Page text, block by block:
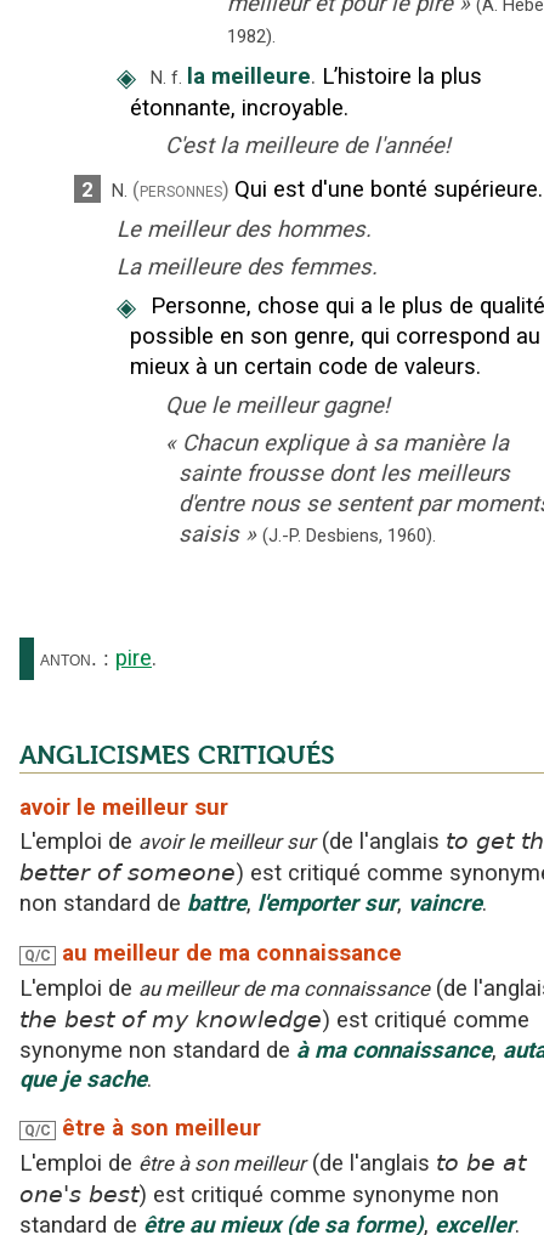
(A.
1982).
◈ N. f. la meilleure. L’histoire la plus
étonnante, incroyable.
C'est la meilleure de l'année!
2 N. (personnes) Qui est d'une bonté supérieure.
Le meilleur des hommes.
La meilleure des femmes.
◈
Personne, chose qui a le plus de
possible en son genre, qui correspond au
mieux à un certain code de valeurs.
Que le meilleur gagne!
« Chacun explique à sa manière la
sainte frousse dont les meilleurs
d'entre nous se sentent par
saisis » (J.-P. Desbiens, 1960).
anton. : pire.
ANGLICISMES CRITIQUÉS
avoir le meilleur sur
L'emploi de avoir le meilleur sur (de l'anglais to get
better of someone) est critiqué comme
non standard de battre, l'emporter sur, vaincre.
Q/C
au meilleur de ma connaissance
L'emploi de au meilleur de ma connaissance (de
the best of my knowledge) est critiqué comme
synonyme non standard de à ma connaissance,
que je sache.
Q/C
être à son meilleur
L'emploi de être à son meilleur (de l'anglais to be at
one's best) est critiqué comme synonyme non
standard de être au mieux (de sa forme), exceller.